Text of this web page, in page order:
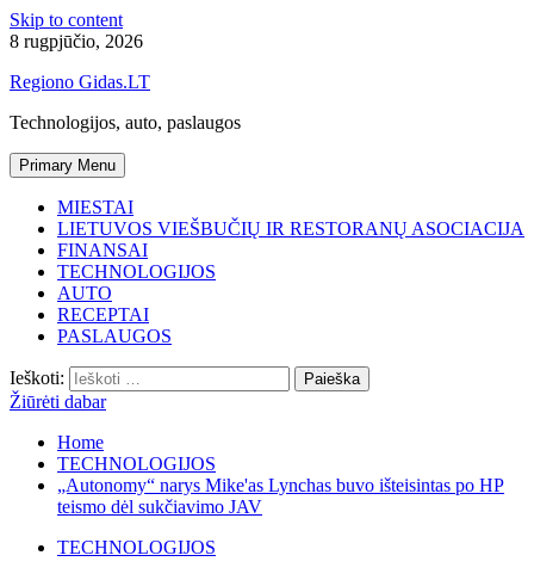
Skip to content
8 rugpjūčio, 2026
Regiono Gidas.LT
Technologijos, auto, paslaugos
Primary Menu
MIESTAI
LIETUVOS VIEŠBUČIŲ IR RESTORANŲ ASOCIACIJA
FINANSAI
TECHNOLOGIJOS
AUTO
RECEPTAI
PASLAUGOS
Ieškoti:
Žiūrėti dabar
Home
TECHNOLOGIJOS
„Autonomy“ narys Mike'as Lynchas buvo išteisintas po HP
teismo dėl sukčiavimo JAV
TECHNOLOGIJOS